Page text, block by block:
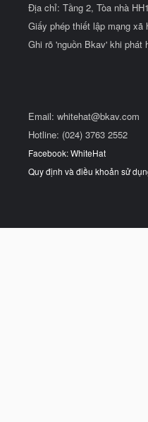
Địa chỉ: Tầng 2, Tòa nhà
Giấy phép thiết lập mạng xã
Ghi rõ 'nguồn Bkav' khi phát
Email: whitehat@bkav.com
Hotline: (024) 3763 2552
Facebook: WhiteHat
Quy định và điều khoản sử